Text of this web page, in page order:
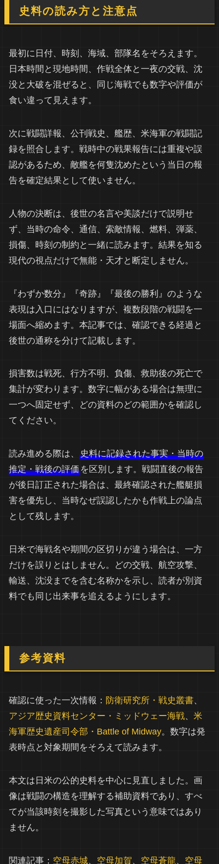
史料の読み方と注意点
最初に日付、時刻、海域、部隊名をそろえます。
日本時間と現地時間、作戦全体と一夜の交戦、沈
没と大破を混ぜると、同じ海戦でも数字や評価が
食い違って見えます。
次に戦闘詳報、公刊戦史、艦歴、米海軍の戦闘記
録を照合します。戦時中の戦果報告には重複や誤
認があるため、敵艦を何隻沈めたという当日の報
告を確定結果として使いません。
人物の決断は、後世の名言や美談だけで説明せ
ず、当時の命令、通信、索敵情報、燃料、弾薬、
損傷、時刻の制約と一緒に読みます。結果を知る
現代の視点だけで無能・天才と断定しません。
『わずか数分』『奇跡』『最後の勝利』のような
表現は入口にはなりますが、複数段階の戦闘を一
場面へ縮めます。本記事では、確認できる経過と
後世の通称を分けて記載します。
損害数は戦死、行方不明、負傷、救助後の死亡で
集計が変わります。数字に幅がある場合は無理に
一つへ固定せず、どの資料のどの範囲かを確認し
てください。
読み進める際は、 史料に記録された事実・当時の
推定・戦後の評価を区別します。戦闘直後の報告
が後日訂正された場合は、最終確認された艦艇損
害を優先し、当時なぜ誤認したかも作戦上の論点
として残します。
日米で海戦名や期間の区切りが違う場合は、一方
だけを誤りとはしません。どの交戦、航空攻撃、
輸送、沈没までを含む名称かを示し、読者が別資
料でも同じ出来事を追えるようにします。
参考資料
確認に使った一次情報： 防衛研究所・戦史叢書、
アジア歴史資料センター・ミッドウェー海戦、 米
海軍歴史遺産司令部・Battle of Midway。数字は発
表時点と対象期間をそろえて読みます。
本文は日米の公的史料を中心に見直しました。画
像は戦闘の構造を理解する補助資料であり、すべ
てが当該時刻を撮影した写真という意味ではあり
ません。
関連記事： 空母赤城、 空母加賀、 空母蒼龍、 空母